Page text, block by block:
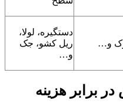
و…
دستگیره، لولا،
ریل کشو، جک
و…
برابر هزینه